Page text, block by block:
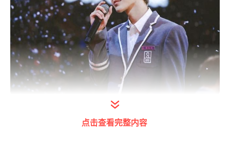
打开今日头条查看图片详情
点击查看完整内容